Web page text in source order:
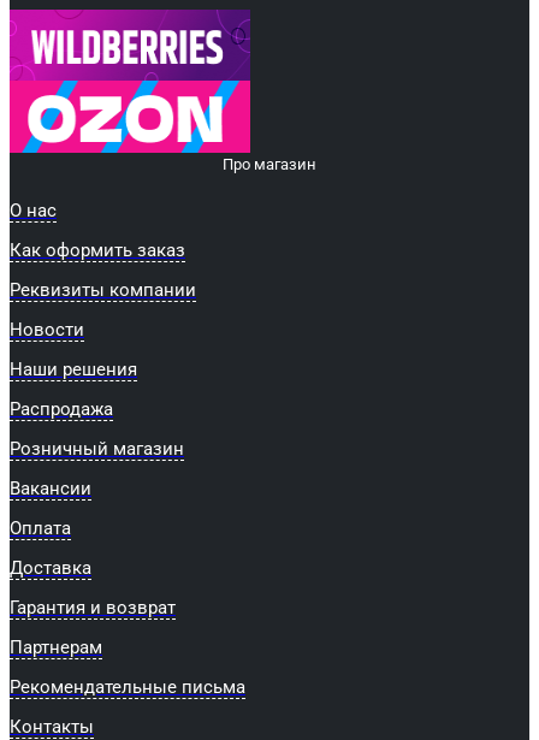
Про магазин
О нас
Как оформить заказ
Реквизиты компании
Новости
Наши решения
Распродажа
Розничный магазин
Вакансии
Оплата
Доставка
Гарантия и возврат
Партнерам
Рекомендательные письма
Контакты